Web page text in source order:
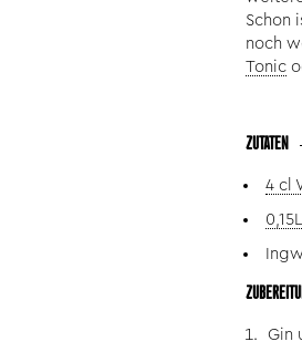
Schon
noch
Tonic
ZUTATEN
4 cl
Gin